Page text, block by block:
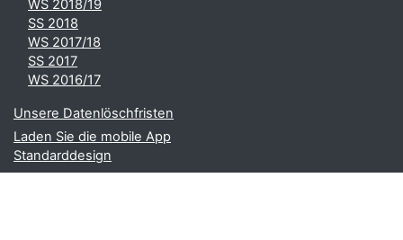
WS 2018/19
SS 2018
WS 2017/18
SS 2017
WS 2016/17
Unsere Datenlöschfristen
Laden Sie die mobile App
Standarddesign